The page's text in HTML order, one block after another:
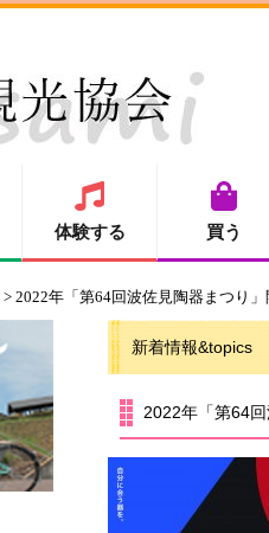
体験する 買う
> 2022年「第64回波佐見陶器まつり
新着情報&topics
2022年「第64